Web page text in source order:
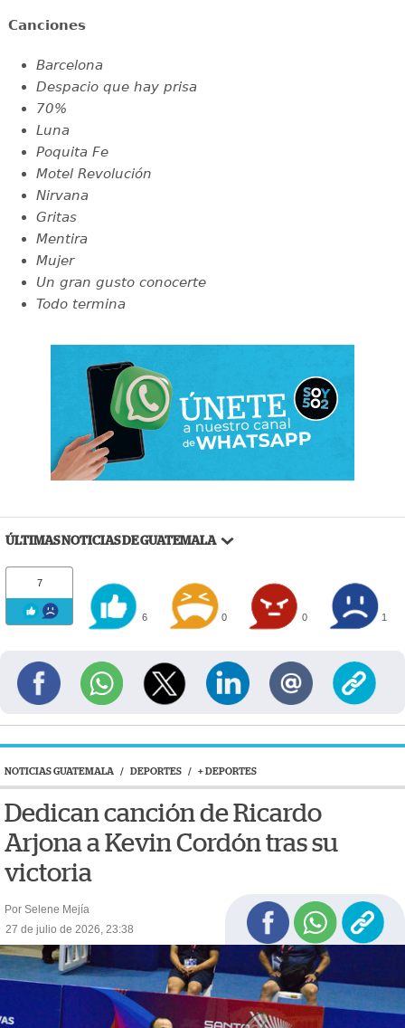
Canciones
Barcelona
Despacio que hay prisa
70%
Luna
Poquita Fe
Motel Revolución
Nirvana
Gritas
Mentira
Mujer
Un gran gusto conocerte
Todo termina
ÚLTIMAS NOTICIAS DE GUATEMALA
7
6 0 0 1
NOTICIAS GUATEMALA / DEPORTES / + DEPORTES
Dedican canción de Ricardo
Arjona a Kevin Cordón tras su
victoria
Por Selene Mejía
27 de julio de 2026, 23:38